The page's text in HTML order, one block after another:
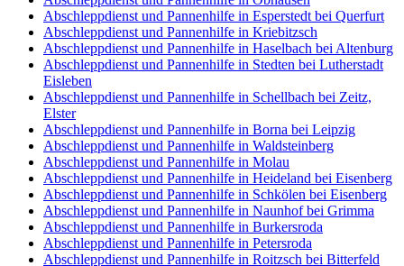
Abschleppdienst und Pannenhilfe in Esperstedt bei Querfurt
Abschleppdienst und Pannenhilfe in Kriebitzsch
Abschleppdienst und Pannenhilfe in Haselbach bei Altenburg
Abschleppdienst und Pannenhilfe in Stedten bei Lutherstadt
Eisleben
Abschleppdienst und Pannenhilfe in Schellbach bei Zeitz,
Elster
Abschleppdienst und Pannenhilfe in Borna bei Leipzig
Abschleppdienst und Pannenhilfe in Waldsteinberg
Abschleppdienst und Pannenhilfe in Molau
Abschleppdienst und Pannenhilfe in Heideland bei Eisenberg
Abschleppdienst und Pannenhilfe in Schkölen bei Eisenberg
Abschleppdienst und Pannenhilfe in Naunhof bei Grimma
Abschleppdienst und Pannenhilfe in Burkersroda
Abschleppdienst und Pannenhilfe in Petersroda
Abschleppdienst und Pannenhilfe in Roitzsch bei Bitterfeld